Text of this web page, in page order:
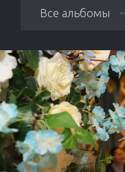
Все альбомы